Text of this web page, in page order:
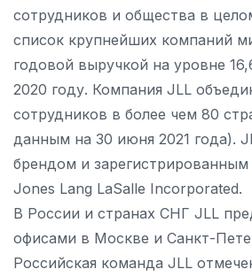
сотрудников и общества в
список крупнейших компаний
годовой выручкой на уровне
2020 году. Компания JLL
сотрудников в более чем 80
данным на 30 июня 2021 года).
брендом и
Jones Lang LaSalle Incorporated.
В России и странах СНГ JLL
офисами в Москве и Санкт-
Российская команда JLL